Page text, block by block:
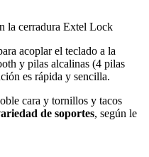
la cerradura Extel Lock
acoplar el teclado a la
y pilas alcalinas (4 pilas
es rápida y sencilla.
cara y tornillos y tacos
de soportes, según le